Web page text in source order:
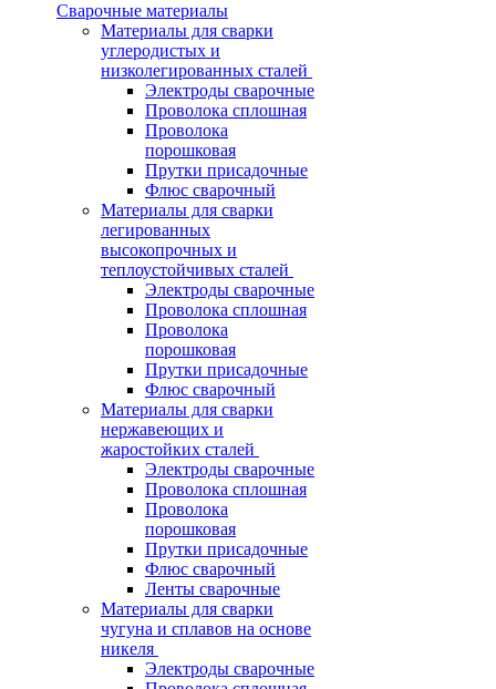
Сварочные материалы
Материалы для сварки
углеродистых и
низколегированных сталей
Электроды сварочные
Проволока сплошная
Проволока
порошковая
Прутки присадочные
Флюс сварочный
Материалы для сварки
легированных
высокопрочных и
теплоустойчивых сталей
Электроды сварочные
Проволока сплошная
Проволока
порошковая
Прутки присадочные
Флюс сварочный
Материалы для сварки
нержавеющих и
жаростойких сталей
Электроды сварочные
Проволока сплошная
Проволока
порошковая
Прутки присадочные
Флюс сварочный
Ленты сварочные
Материалы для сварки
чугуна и сплавов на основе
никеля
Электроды сварочные